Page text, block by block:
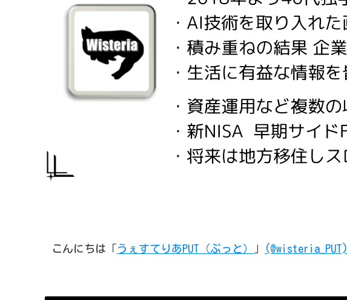
こんにちは「うぇすてりあPUT（ぷっと） 」 (@wisteria_PUT)